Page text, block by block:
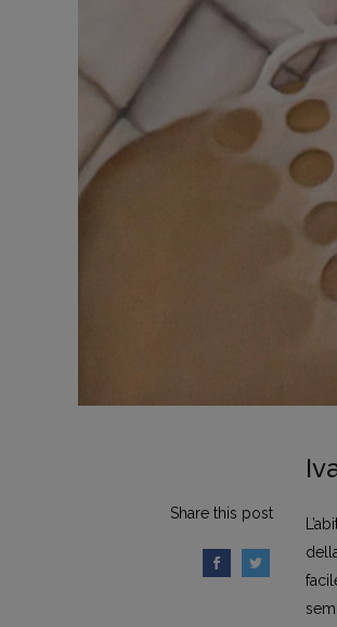
Share this post